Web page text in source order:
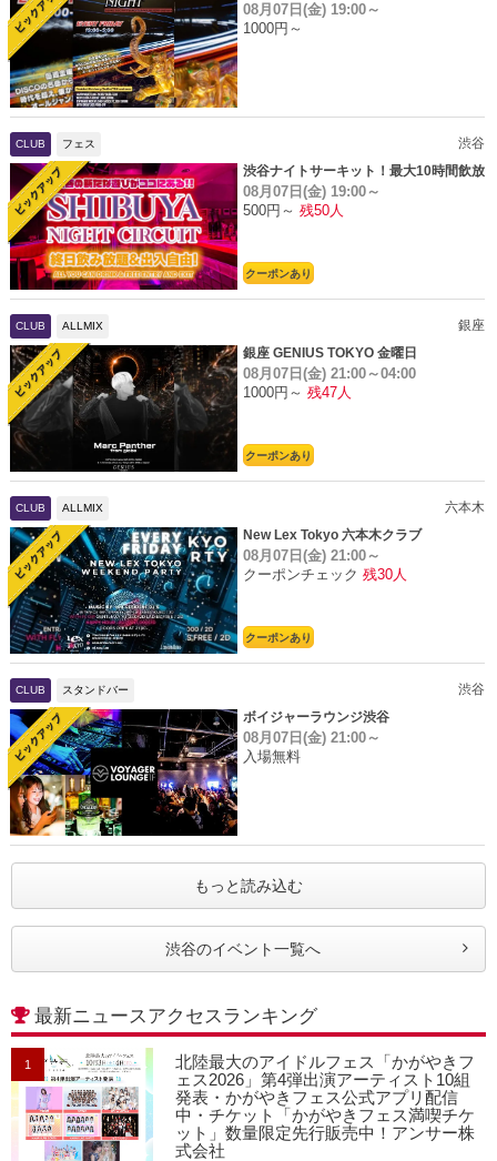
08月07日(金) 19:00～
1000円～
CLUB フェス
渋谷
渋谷ナイトサーキット！最大10時間飲放
題
08月07日(金) 19:00～
500円～ 残50人
クーポンあり
CLUB ALLMIX
銀座
銀座 GENIUS TOKYO 金曜日
08月07日(金) 21:00～04:00
1000円～ 残47人
クーポンあり
CLUB ALLMIX
六本木
New Lex Tokyo 六本木クラブ
08月07日(金) 21:00～
クーポンチェック 残30人
クーポンあり
CLUB スタンドバー
渋谷
ボイジャーラウンジ渋谷
08月07日(金) 21:00～
入場無料
もっと読み込む
渋谷のイベント一覧へ
最新ニュースアクセスランキング
1
北陸最大のアイドルフェス「かがやきフ
ェス2026」第4弾出演アーティスト10組
発表・かがやきフェス公式アプリ配信
中・チケット「かがやきフェス満喫チケ
ット」数量限定先行販売中！アンサー株
式会社